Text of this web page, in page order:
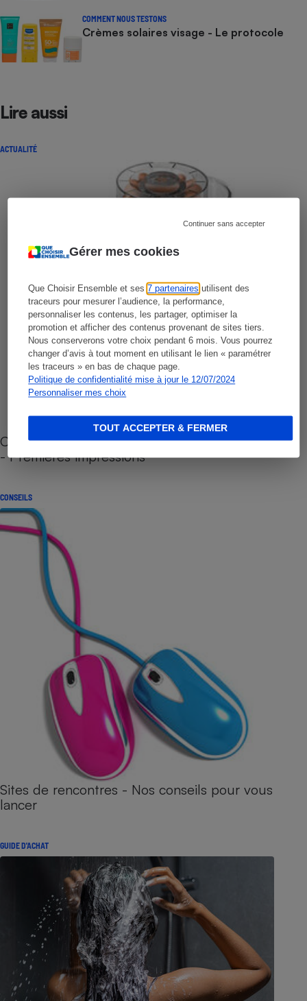
Gérer mes cookies
Que Choisir Ensemble et ses7 partenaires utilisent des
traceurs pour mesurer l’audience, la performance,
personnaliser les contenus, les partager, optimiser la
promotion et afficher des contenus provenant de sites tiers.
Nous conserverons votre choix pendant 6 mois. Vous pourrez
changer d’avis à tout moment en utilisant le lien « paramétrer
les traceurs » en bas de chaque page.
Politique de confidentialité mise à jour le 12/07/2024
Personnaliser mes choix
Continuer sans accepter
TOUT ACCEPTER & FERMER
COMMENT NOUS TESTONS
Crèmes solaires visage - Le protocole
Lire aussi
ACTUALITÉ
Cafetière à capsules zéro déchet CoffeeB (vidéo)
- Premières impressions
CONSEILS
Sites de rencontres - Nos conseils pour vous
lancer
GUIDE D'ACHAT